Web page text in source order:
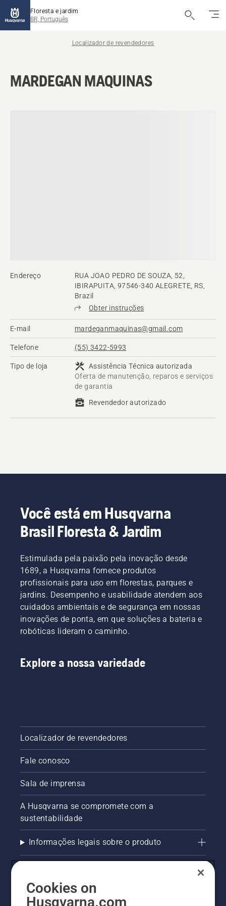
Floresta e jardim
BR, Português
Localizador de revendedores
MARDEGAN MAQUINAS
Endereço
RUA JOAO PEDRO DE SOUZA, 52,
IBIRAPUITA, 97546-340 ALEGRETE, RS,
Brazil
Obter instruções
E-mail mardeganmaquinas@gmail.com
Telefone (55) 3422-5993
Tipo de loja
Assistência Técnica autorizada
Oferta de manutenção, reparos e serviços
de garantia
Revendedor autorizado
Você está em Husqvarna
Brasil Floresta & Jardim
Estimulada pela paixão pela inovação desde
1689, a Husqvarna fornece produtos
profissionais para uso em florestas, parques e
jardins. Desempenho e usabilidade atendem aos
cuidados ambientais e de segurança em nossas
inovações de ponta, em que soluções a bateria e
robóticas lideram o caminho.
Explore a nossa variedade
Localizador de revendedores
Fale conosco
Sala de imprensa
A Husqvarna se compromete com a
sustentabilidade
Informações legais sobre o produto
Outros sites Husqvarna
Cookies on
Husqvarna.com